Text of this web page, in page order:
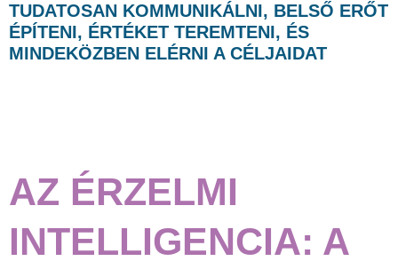
TUDATOSAN KOMMUNIKÁLNI, BELSŐ ERŐT
ÉPÍTENI, ÉRTÉKET TEREMTENI, ÉS
MINDEKÖZBEN ELÉRNI A CÉLJAIDAT
AZ ÉRZELMI
INTELLIGENCIA: A